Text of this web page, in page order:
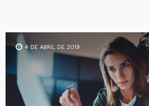
4 DE ABRIL DE 2019